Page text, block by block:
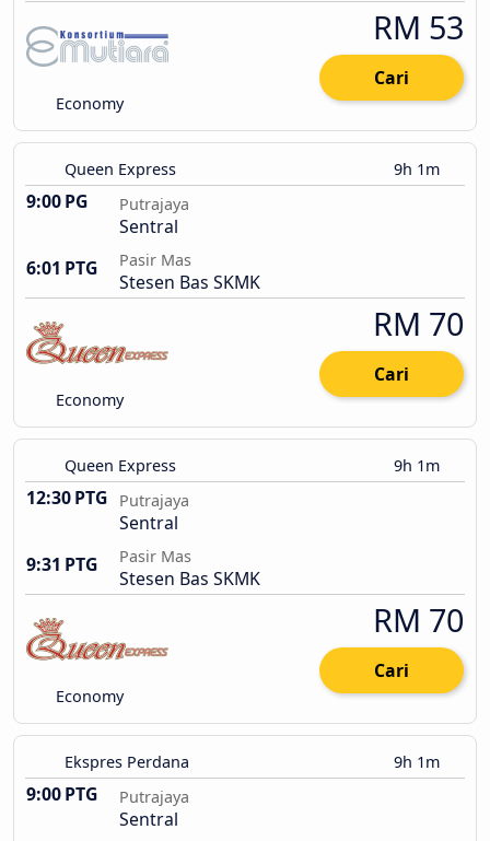
Economy
RM 53
Cari
Queen Express 9h 1m
9:00 PG Putrajaya
Sentral
6:01 PTG
Pasir Mas
Stesen Bas SKMK
Economy
RM 70
Cari
Queen Express 9h 1m
12:30 PTG Putrajaya
Sentral
9:31 PTG
Pasir Mas
Stesen Bas SKMK
Economy
RM 70
Cari
Ekspres Perdana 9h 1m
9:00 PTG Putrajaya
Sentral